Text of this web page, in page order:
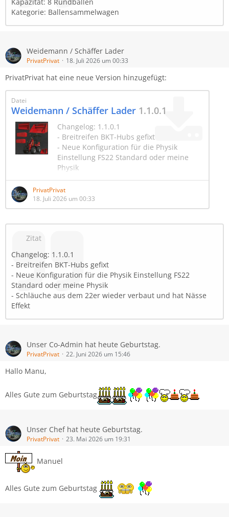
Kategorie: Ballensammelwagen
Weidemann / Schäffer Lader
PrivatPrivat 18. Juli 2026 um 00:33
PrivatPrivat hat eine neue Version hinzugefügt:
Datei
Weidemann / Schäffer Lader 1.1.0.1
Changelog: 1.1.0.1
- Breitreifen BKT-Hubs gefixt
- Neue Konfiguration für die Physik
Einstellung FS22 Standard oder meine
Physik
- Schläuche aus dem 22er wieder verbaut
und hat Nässe Effekt
Benötigte Mods:
PrivatPrivat
18. Juli 2026 um 00:33
Zitat
Changelog: 1.1.0.1
- Breitreifen BKT-Hubs gefixt
- Neue Konfiguration für die Physik Einstellung FS22
Standard oder meine Physik
- Schläuche aus dem 22er wieder verbaut und hat Nässe
Effekt
Unser Co-Admin hat heute Geburtstag.
PrivatPrivat 22. Juni 2026 um 15:46
Hallo Manu,
Alles Gute zum Geburtstag
Unser Chef hat heute Geburtstag.
PrivatPrivat 23. Mai 2026 um 19:31
Manuel
Alles Gute zum Geburtstag